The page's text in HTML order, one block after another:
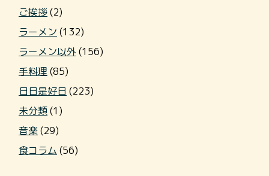
ご挨拶(2)
ラーメン (132)
ラーメン以外(156)
手料理 (85)
日日是好日 (223)
未分類(1)
音楽(29)
食コラム (56)